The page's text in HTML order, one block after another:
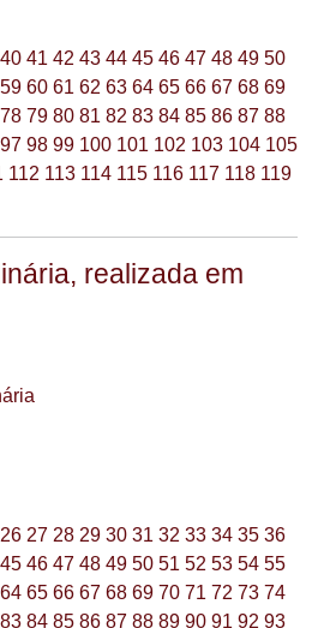
40 41 42 43 44 45 46 47 48 49 50
59 60 61 62 63 64 65 66 67 68 69
78 79 80 81 82 83 84 85 86 87 88
97 98 99 100 101 102 103 104 105
112 113 114 115 116 117 118 119
realizada em
26 27 28 29 30 31 32 33 34 35 36
45 46 47 48 49 50 51 52 53 54 55
64 65 66 67 68 69 70 71 72 73 74
83 84 85 86 87 88 89 90 91 92 93